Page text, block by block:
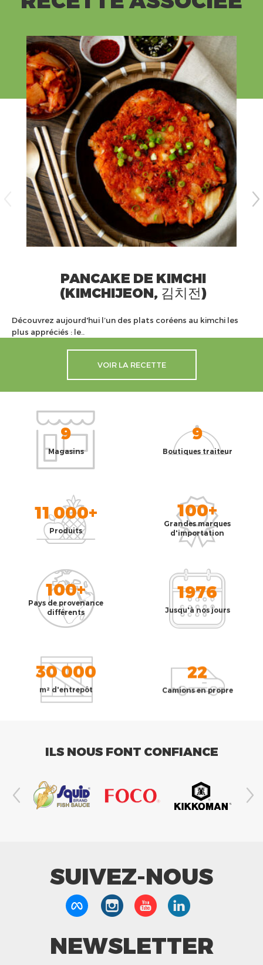
PANCAKE DE KIMCHI
(KIMCHIJEON, 김치전)
Découvrez aujourd'hui l’un des plats coréens au kimchi les
plus appréciés : le..
VOIR LA RECETTE
9
Magasins
9
Boutiques traiteur
11 000+
Produits
100+
Grandes marques
d'importation
100+
Pays de provenance
différents
1976
Jusqu'à nos jours
30 000
m² d'entrepôt
22
Camions en propre
ILS NOUS FONT CONFIANCE
SUIVEZ-NOUS
NEWSLETTER